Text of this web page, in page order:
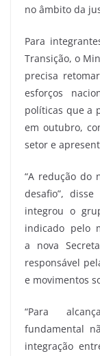
no âmbito da
Para
Transição, o
precisa
esforços
políticas que a
em outubro,
setor e
“A redução do
desafio”,
integrou o
indicado pelo
a nova
responsável
e movimentos
“Para
fundamental
integração